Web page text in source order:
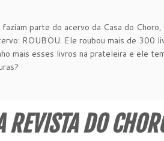
parte do acervo da Casa do
ROUBOU. Ele roubou mais de 300
mais esses livros na prateleira e ele
REVISTA DO